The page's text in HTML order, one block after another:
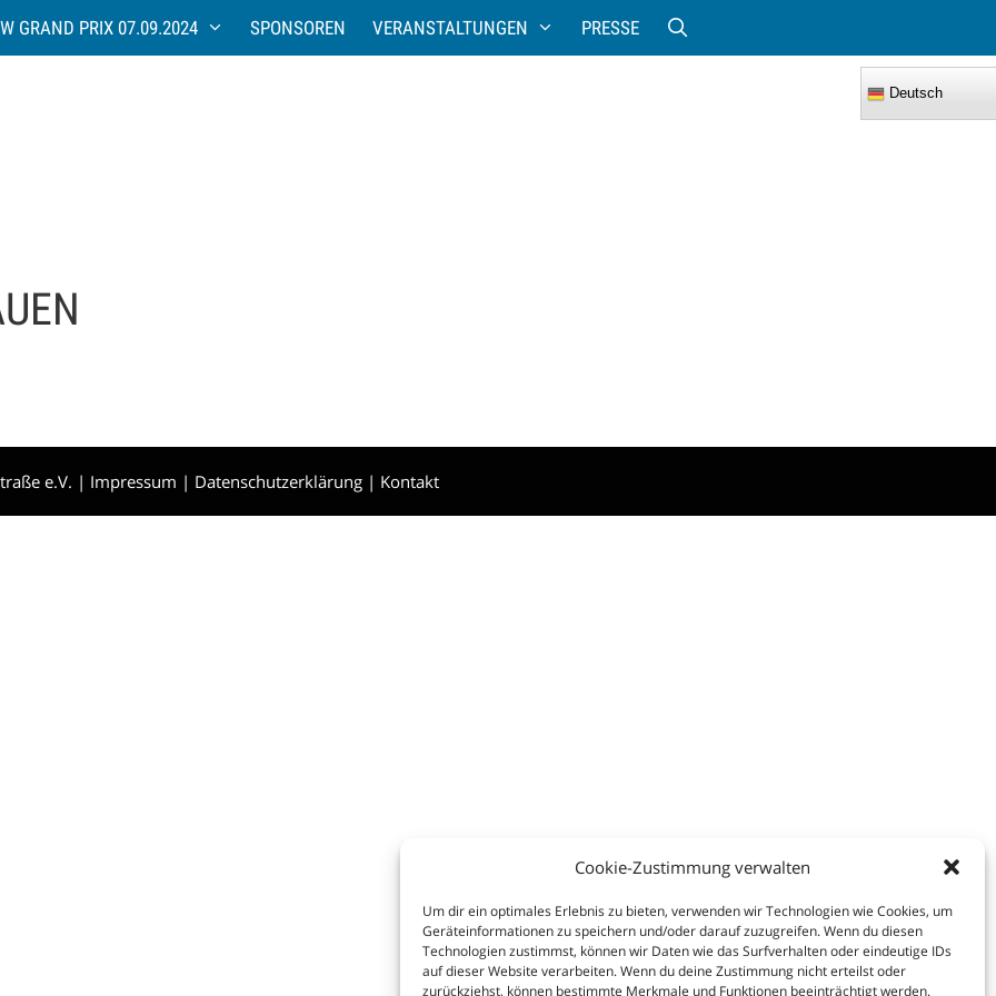
Cookie-Zustimmung verwalten
Um dir ein optimales Erlebnis zu bieten, verwenden wir Technologien wie Cookies, um
Geräteinformationen zu speichern und/oder darauf zuzugreifen. Wenn du diesen
Technologien zustimmst, können wir Daten wie das Surfverhalten oder eindeutige IDs
auf dieser Website verarbeiten. Wenn du deine Zustimmung nicht erteilst oder
zurückziehst, können bestimmte Merkmale und Funktionen beeinträchtigt werden.
GRAND PRIX 07.09.2024 SPONSOREN VERANSTALTUNGEN PRESSE
Deutsch
e.V. | Impressum | Datenschutzerklärung | Kontakt